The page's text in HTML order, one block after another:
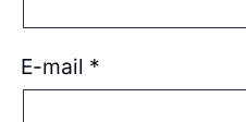
E-mail *